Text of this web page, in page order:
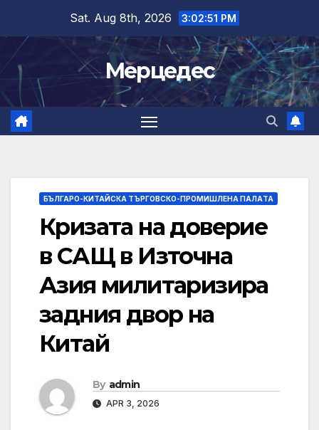
content
Sat. Aug 8th, 2026 3:02:52 PM
Мерцедес
БЪЛГАРО-КИТАЙСКА ТЪРГОВСКО-ПРОМИШЛЕНА ПАЛAТА
Кризата на доверие
в САЩ в Източна
Азия милитаризира
задния двор на
Китай
By admin
APR 3, 2026